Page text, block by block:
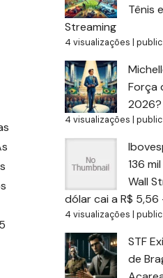
Tênis
Streaming
4 visualizações |
Força
2026?
4 visualizações |
136
Wall
dólar cai a R$ 5,56
4 visualizações |
STF
de